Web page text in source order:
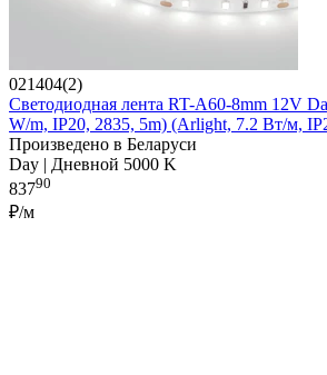
021404(2)
Светодиодная лента RT-A60-8mm 12V
W/m, IP20, 2835, 5m) (Arlight, 7.2 Вт/м,
Произведено в Беларуси
Day | Дневной 5000 K
83790
₽/м